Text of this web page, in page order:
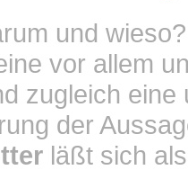
und wieso?
vor allem
zugleich
der
läßt sich